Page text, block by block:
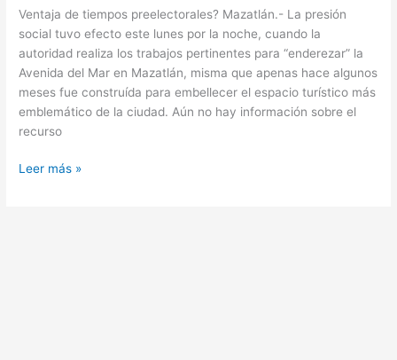
Ventaja de tiempos preelectorales? Mazatlán.- La presión
social tuvo efecto este lunes por la noche, cuando la
autoridad realiza los trabajos pertinentes para “enderezar” la
Avenida del Mar en Mazatlán, misma que apenas hace algunos
meses fue construída para embellecer el espacio turístico más
emblemático de la ciudad. Aún no hay información sobre el
recurso
Leer más »